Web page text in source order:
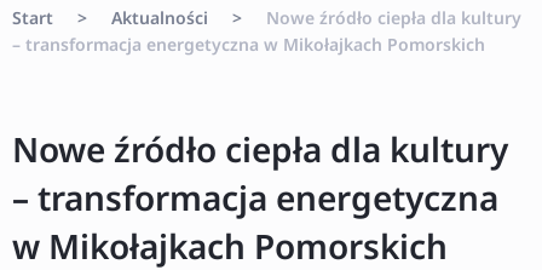
Start > Aktualności >
Nowe źródło ciepła dla kultury
– transformacja energetyczna w Mikołajkach Pomorskich
Nowe źródło ciepła dla kultury
– transformacja energetyczna
w Mikołajkach Pomorskich